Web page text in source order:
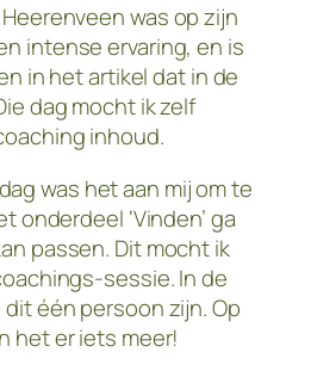
was op zijn
intense ervaring, en is
in het artikel dat in de
dag mocht ik zelf
inhoud.
was het aan mij om te
onderdeel ‘Vinden’ ga
passen. Dit mocht ik
sessie. In de
één persoon zijn. Op
het er iets meer!